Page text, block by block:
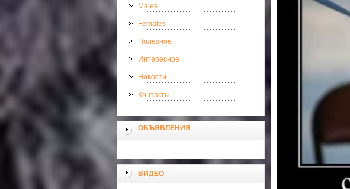
Males
Females
Полезное
Интересное
Новости
Контакты
ОБЪЯВЛЕНИЯ
ВИДЕО